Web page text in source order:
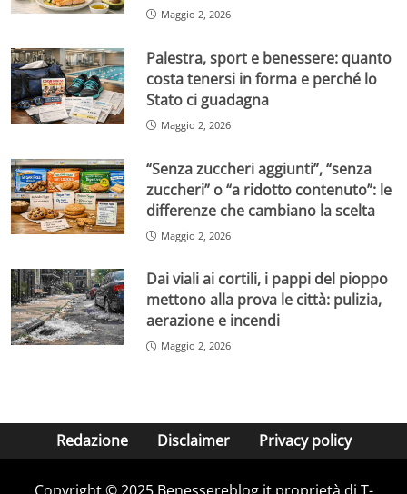
Maggio 2, 2026
Palestra, sport e benessere: quanto
costa tenersi in forma e perché lo
Stato ci guadagna
Maggio 2, 2026
“Senza zuccheri aggiunti”, “senza
zuccheri” o “a ridotto contenuto”: le
differenze che cambiano la scelta
Maggio 2, 2026
Dai viali ai cortili, i pappi del pioppo
mettono alla prova le città: pulizia,
aerazione e incendi
Maggio 2, 2026
Redazione Disclaimer Privacy policy